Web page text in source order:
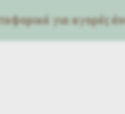
για αγορές